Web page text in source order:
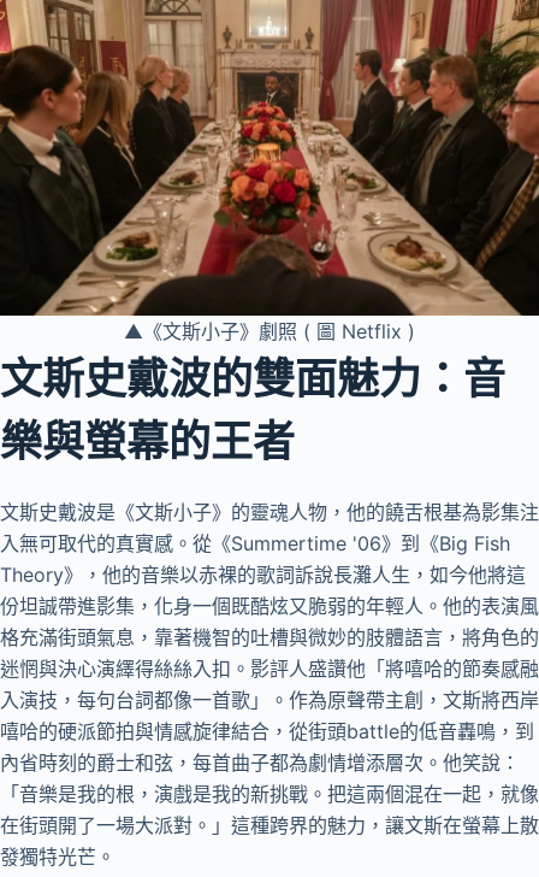
▲《文斯小子》劇照 ( 圖 Netflix )
文斯史戴波的雙面魅力：音
樂與螢幕的王者
文斯史戴波是《文斯小子》的靈魂人物，他的饒舌根基為影集注
入無可取代的真實感。從《Summertime '06》到《Big Fish
Theory》，他的音樂以赤裸的歌詞訴說長灘人生，如今他將這
份坦誠帶進影集，化身一個既酷炫又脆弱的年輕人。他的表演風
格充滿街頭氣息，靠著機智的吐槽與微妙的肢體語言，將角色的
迷惘與決心演繹得絲絲入扣。影評人盛讚他「將嘻哈的節奏感融
入演技，每句台詞都像一首歌」。作為原聲帶主創，文斯將西岸
嘻哈的硬派節拍與情感旋律結合，從街頭battle的低音轟鳴，到
內省時刻的爵士和弦，每首曲子都為劇情增添層次。他笑說：
「音樂是我的根，演戲是我的新挑戰。把這兩個混在一起，就像
在街頭開了一場大派對。」這種跨界的魅力，讓文斯在螢幕上散
發獨特光芒。